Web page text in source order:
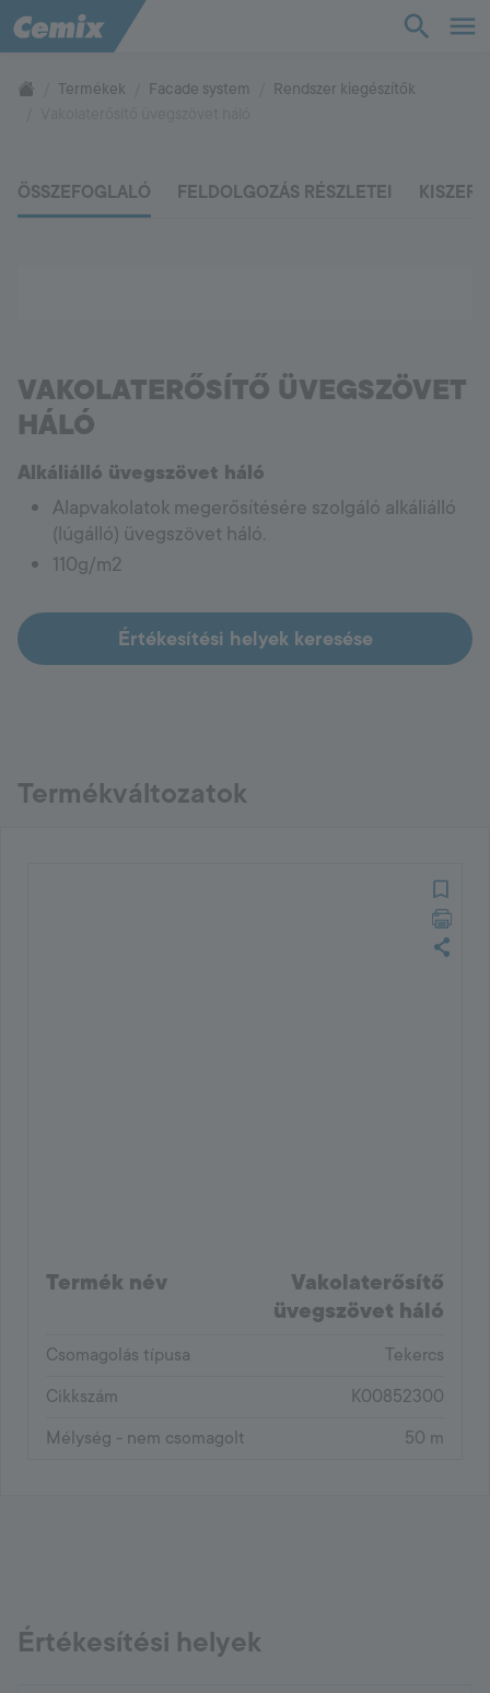
TudásTár
Támogatás
Vevőszolgálat +36 88 590 500
Hungary
Language: HU
Termékek Facade system
Rendszer kiegészítők
ÖSSZEFOGLALÓ FELDOLGOZÁS RÉSZLETEI
VAKOLATERŐSÍTŐ ÜVEGSZÖVET
HÁLÓ
Alkáliálló üvegszövet háló
Alapvakolatok megerősítésére szolgáló alkáliálló
(lúgálló) üvegszövet háló.
110g/m2
Értékesítési helyek keresése
Termékváltozatok
Termék név
Vakolaterősítő
üvegszövet háló
Csomagolás típusa
Tekercs
Cikkszám
K00852300
Mélység - nem csomagolt
50 m
Értékesítési helyek